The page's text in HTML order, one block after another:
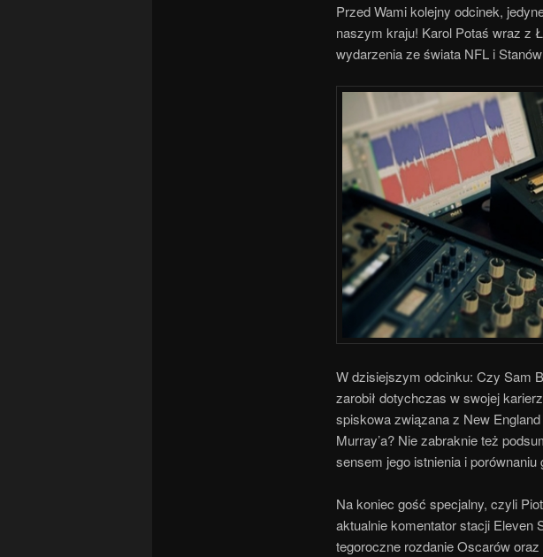
Przed Wami kolejny odcinek,
naszym kraju! Karol Potaś wraz z
wydarzenia ze świata NFL i
W dzisiejszym odcinku: Czy Sam
zarobił dotychczas w swojej
spiskowa związana z New
Murray’a? Nie zabraknie też
sensem jego istnienia i porównaniu
Na koniec gość specjalny, czyli
aktualnie komentator stacji
tegoroczne rozdanie Oscarów